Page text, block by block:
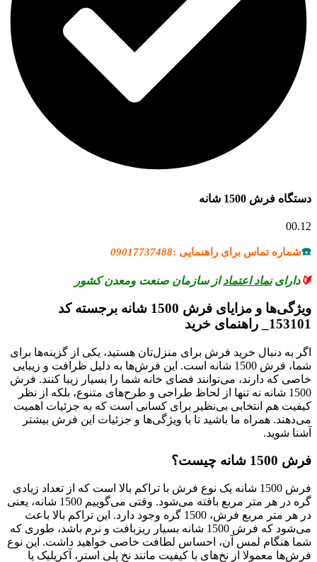
دستگاه فرش 1500 شانه
00.12
☎️شماره تماس برای راهنمایی :09017737488
🔰داراینماد اعتماداز سازمان صنعت ومعدن کشور
ویژگی‌ها و مزایای فرش 1500 شانه برجسته کد
153101_ راهنمای خرید
اگر به دنبال خرید فرش برای منزل‌تان هستید، یکی از گزینه‌ها برای
شما، فرش 1500 شانه است. این فرش‌ها به دلیل ظرافت و زیبایی
خاصی که دارند، می‌توانند فضای خانه شما را بسیار زیبا کنند. فرش
1500 شانه نه تنها از لحاظ طراحی و طرح‌های متنوع، بلکه از نظر
کیفیت هم انتخابی بی‌نظیر برای کسانی است که به جزئیات اهمیت
می‌دهند. همراه ما باشید تا با ویژگی‌ها و جزئیات این فرش بیشتر
آشنا شوید.
فرش 1500 شانه چیست؟
فرش 1500 شانه یک نوع فرش با تراکم بالا است که از تعداد زیادی
گره در هر متر مربع بافته می‌شود. وقتی می‌گوییم 1500 شانه، یعنی
در هر متر مربع فرش، 1500 گره وجود دارد. این تراکم بالا باعث
می‌شود که فرش 1500 شانه بسیار ریزبافت و نرم باشد، طوری که
شما هنگام لمس آن، احساس لطافت خاصی خواهید داشت. این نوع
فرش‌ها معمولا از نخ‌های با کیفیت مانند نخ پلی استر، آکریلیک یا